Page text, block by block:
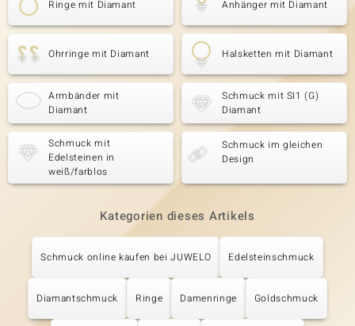
Ringe mit Diamant Anhänger mit Diamant
Ohrringe mit Diamant Halsketten mit Diamant
Armbänder mit
Diamant
Schmuck mit SI1 (G)
Diamant
Schmuck mit
Edelsteinen in
weiß/farblos
Schmuck im gleichen
Design
Kategorien dieses Artikels
Schmuck online kaufen bei JUWELO Edelsteinschmuck
Diamantschmuck Ringe Damenringe Goldschmuck